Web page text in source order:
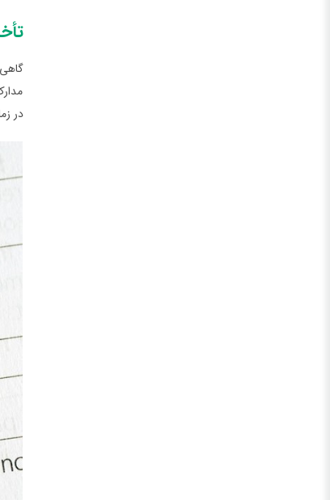
در